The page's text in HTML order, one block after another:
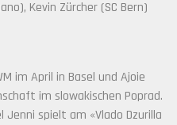
Kevin Zürcher (SC Bern)
im April in Basel und Ajoie
im slowakischen Poprad.
Jenni spielt am «Vlado Dzurilla